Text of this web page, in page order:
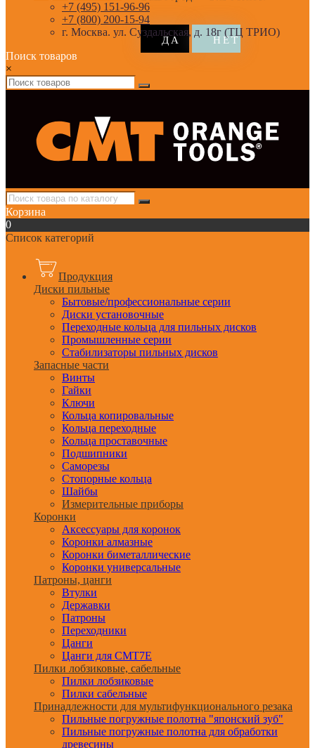
+7 (495) 151-96-96
+7 (800) 200-15-94
г. Москва. ул. Суздальская, д. 18г (ТЦ ТРИО)
Поиск товаров
×
Корзина
0
Список категорий
Продукция
Диски пильные
Бытовые/профессиональные серии
Диски установочные
Переходные кольца для пильных дисков
Промышленные серии
Стабилизаторы пильных дисков
Запасные части
Винты
Гайки
Ключи
Кольца копировальные
Кольца переходные
Кольца проставочные
Подшипники
Саморезы
Стопорные кольца
Шайбы
Измерительные приборы
Коронки
Аксессуары для коронок
Коронки алмазные
Коронки биметаллические
Коронки универсальные
Патроны, цанги
Втулки
Державки
Патроны
Переходники
Цанги
Цанги для CMT7E
Пилки лобзиковые, сабельные
Пилки лобзиковые
Пилки сабельные
Принадлежности для мультифункционального резака
Пильные погружные полотна "японский зуб"
Пильные погружные полотна для обработки
древесины